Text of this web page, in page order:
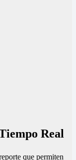
Real
que permiten